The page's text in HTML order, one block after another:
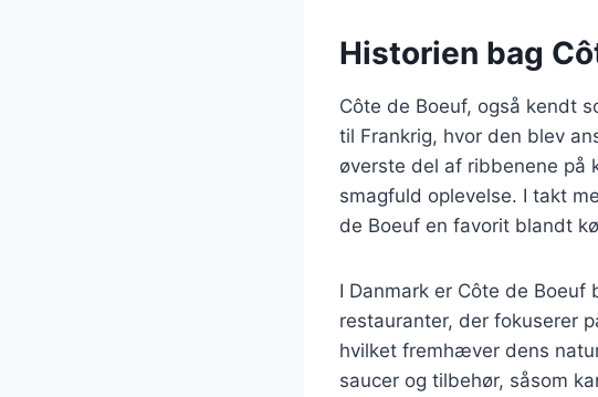
Historien bag
Côte de Boeuf, også kendt
til Frankrig, hvor den blev
øverste del af ribbenene på
smagfuld oplevelse. I takt
de Boeuf en favorit blandt
I Danmark er Côte de
restauranter, der fokuserer
hvilket fremhæver dens
saucer og tilbehør, såsom